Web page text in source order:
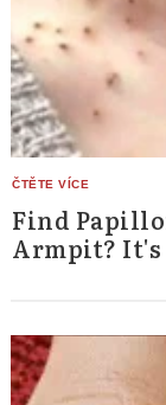
Find
Armpit? It's